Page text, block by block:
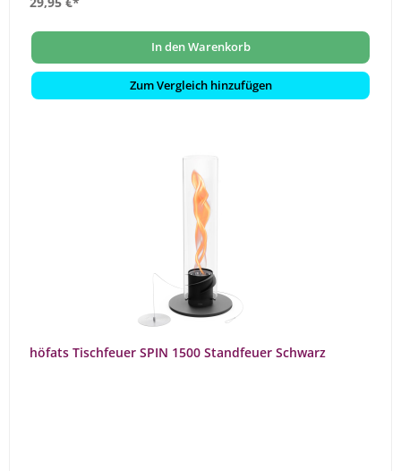
In den Warenkorb
Zum Vergleich hinzufügen
höfats Tischfeuer SPIN 1500 Standfeuer Schwarz